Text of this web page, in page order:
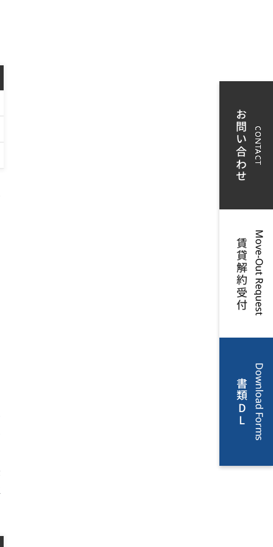
お問い合わせ
賃貸解約受付
書類DL